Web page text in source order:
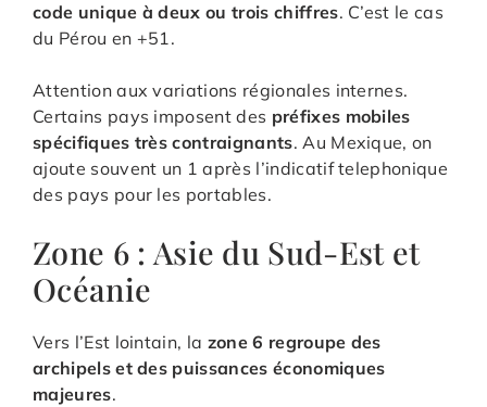
code unique à deux ou trois chiffres. C’est le cas
du Pérou en +51.
Attention aux variations régionales internes.
Certains pays imposent des préfixes mobiles
spécifiques très contraignants. Au Mexique, on
ajoute souvent un 1 après l’indicatif telephonique
des pays pour les portables.
Zone 6 : Asie du Sud-Est et
Océanie
Vers l’Est lointain, la zone 6 regroupe des
archipels et des puissances économiques
majeures.